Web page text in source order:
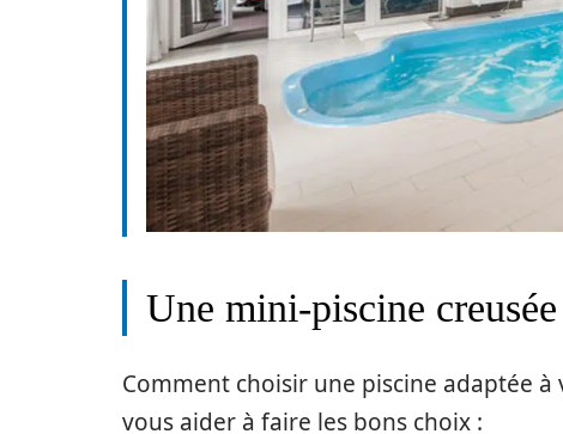
Une mini-piscine
Comment choisir une piscine adaptée
vous aider à faire les bons choix :